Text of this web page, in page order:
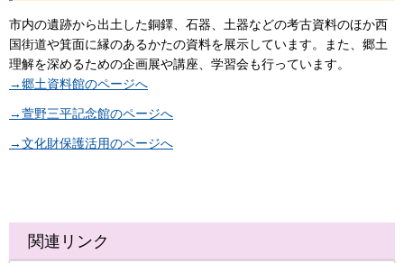
市内の遺跡から出土した銅鐸、石器、土器などの考古資料のほか西
国街道や箕面に縁のあるかたの資料を展示しています。また、郷土
理解を深めるための企画展や講座、学習会も行っています。
→郷土資料館のページへ
→萱野三平記念館のページへ
→文化財保護活用のページへ
関連リンク